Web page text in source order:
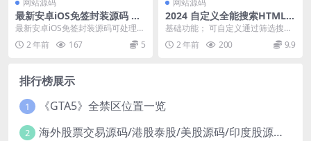
最新安卓iOS免签封装源码 可
处理apk报毒
最新安卓iOS免签封装源码可处理a
pk报毒
2 年前 167 5
2024 自定义全能搜索HTML源
码
基础功能； 可自定义通过筛选搜
索，内容结果以嵌入方式展示，并
不会直接跳转该地址显...
2 年前 200 9.9
排行榜展示
1 《GTA5》全禁区位置一览
2 海外股票交易源码/港股泰股/美股源码/印度股源码/马拉西亚股票源码/国际股票配资